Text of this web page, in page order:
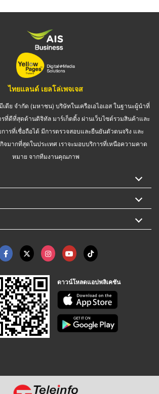
ไทยแลนด์ เยลโล่เพจเจส
ดีย จำกัด (มหาชน) บริษัทในเครือเอไอเอส ในฐานะผู้นำที่
ที่ดีที่สุดด้านดิจิทัล มาร์เก็ตติ้ง ผ่านเว็บไซต์รวมสินค้าและ
ารที่เชื่อถือได้ มีการตรวจสอบและยืนยันตัวตนจริง และ
มากที่สุดในประเทศ เราจะมอบบริการที่เหนือความคาด
หมาย จากทีมงานคุณภาพ
ดาวน์โหลดแอปพลิเคชัน